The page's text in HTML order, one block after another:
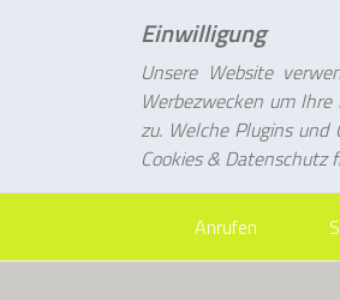
Anrufen
Einwilligung
Unsere Website
Werbezwecken um
zu. Welche Plugins und
Cookies & Datenschutz